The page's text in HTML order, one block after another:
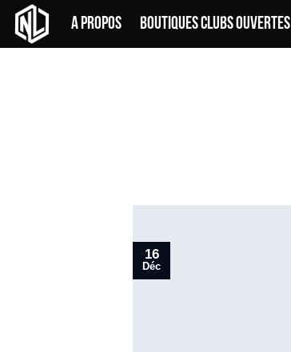
Skip
content
A PROPOS BOUTIQUES CLUBS OUVERTES
16
Déc